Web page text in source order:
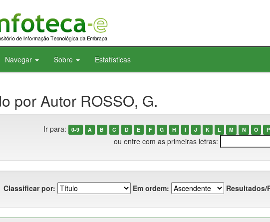
Navegar Sobre Estatísticas
por Autor ROSSO, G.
Ir para: 0-9 A B C D E F G H I J K L M N O P
ou entre com as primeiras letras:
Classificar por: Em ordem: Resultados/